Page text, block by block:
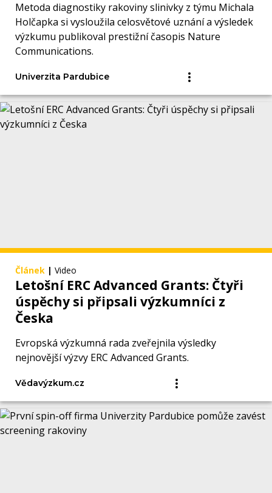
Metoda diagnostiky rakoviny slinivky z týmu Michala
Holčapka si vysloužila celosvětové uznání a výsledek
výzkumu publikoval prestižní časopis Nature
Communications.
Univerzita Pardubice
Článek | Video
Letošní ERC Advanced Grants: Čtyři
úspěchy si připsali výzkumníci z
Česka
Evropská výzkumná rada zveřejnila výsledky
nejnovější výzvy ERC Advanced Grants.
Vědavýzkum.cz